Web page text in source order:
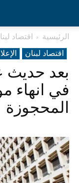
الرئيسية
اقتصاد
اقتصاد لبنان
بعد حديث
في انهاء
المحجوزة